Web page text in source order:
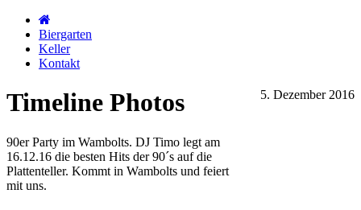
Biergarten
Keller
Kontakt
5. Dezember 2016
Timeline Photos
90er Party im Wambolts. DJ Timo legt am
16.12.16 die besten Hits der 90´s auf die
Plattenteller. Kommt in Wambolts und feiert
mit uns.